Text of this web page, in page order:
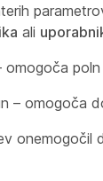
ali
omogoča
– omogoča
onemogočil